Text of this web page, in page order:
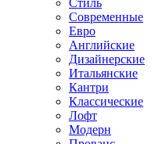
Современные
Евро
Английские
Дизайнерские
Итальянские
Кантри
Классические
Лофт
Модерн